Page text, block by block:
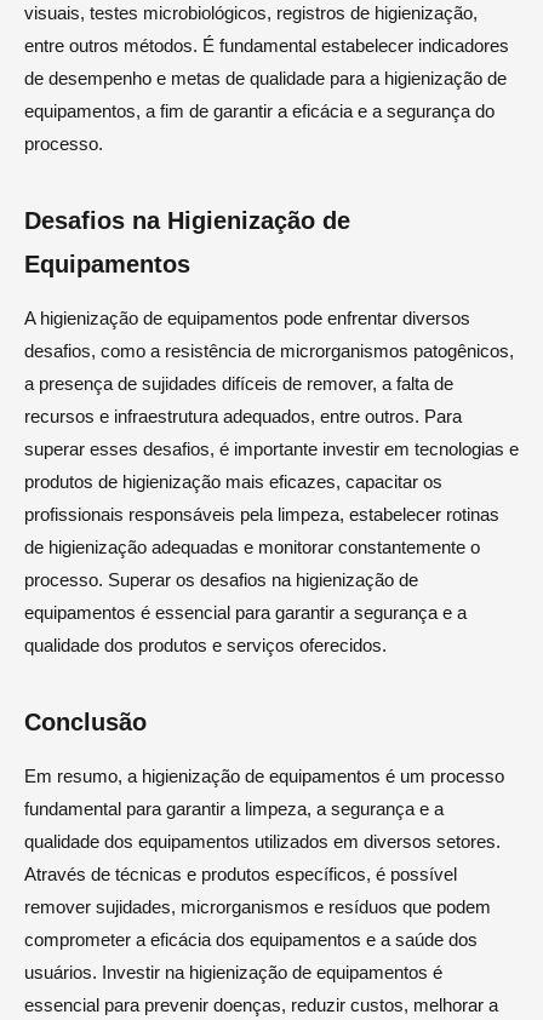
visuais, testes microbiológicos, registros de higienização,
entre outros métodos. É fundamental estabelecer indicadores
de desempenho e metas de qualidade para a higienização de
equipamentos, a fim de garantir a eficácia e a segurança do
processo.
Desafios na Higienização de
Equipamentos
A higienização de equipamentos pode enfrentar diversos
desafios, como a resistência de microrganismos patogênicos,
a presença de sujidades difíceis de remover, a falta de
recursos e infraestrutura adequados, entre outros. Para
superar esses desafios, é importante investir em tecnologias e
produtos de higienização mais eficazes, capacitar os
profissionais responsáveis pela limpeza, estabelecer rotinas
de higienização adequadas e monitorar constantemente o
processo. Superar os desafios na higienização de
equipamentos é essencial para garantir a segurança e a
qualidade dos produtos e serviços oferecidos.
Conclusão
Em resumo, a higienização de equipamentos é um processo
fundamental para garantir a limpeza, a segurança e a
qualidade dos equipamentos utilizados em diversos setores.
Através de técnicas e produtos específicos, é possível
remover sujidades, microrganismos e resíduos que podem
comprometer a eficácia dos equipamentos e a saúde dos
usuários. Investir na higienização de equipamentos é
essencial para prevenir doenças, reduzir custos, melhorar a